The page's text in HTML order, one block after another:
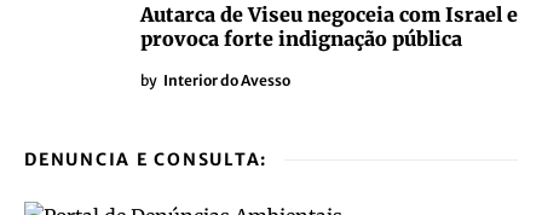
Autarca de Viseu negoceia com Israel e
provoca forte indignação pública
by Interior do Avesso
DENUNCIA E CONSULTA: